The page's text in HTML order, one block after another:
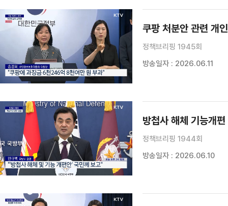
쿠팡 처분안 관련 개
정책브리핑 1945회
방송일자 : 2026.06.11
방첩사 해체 기능개
정책브리핑 1944회
방송일자 : 2026.06.10